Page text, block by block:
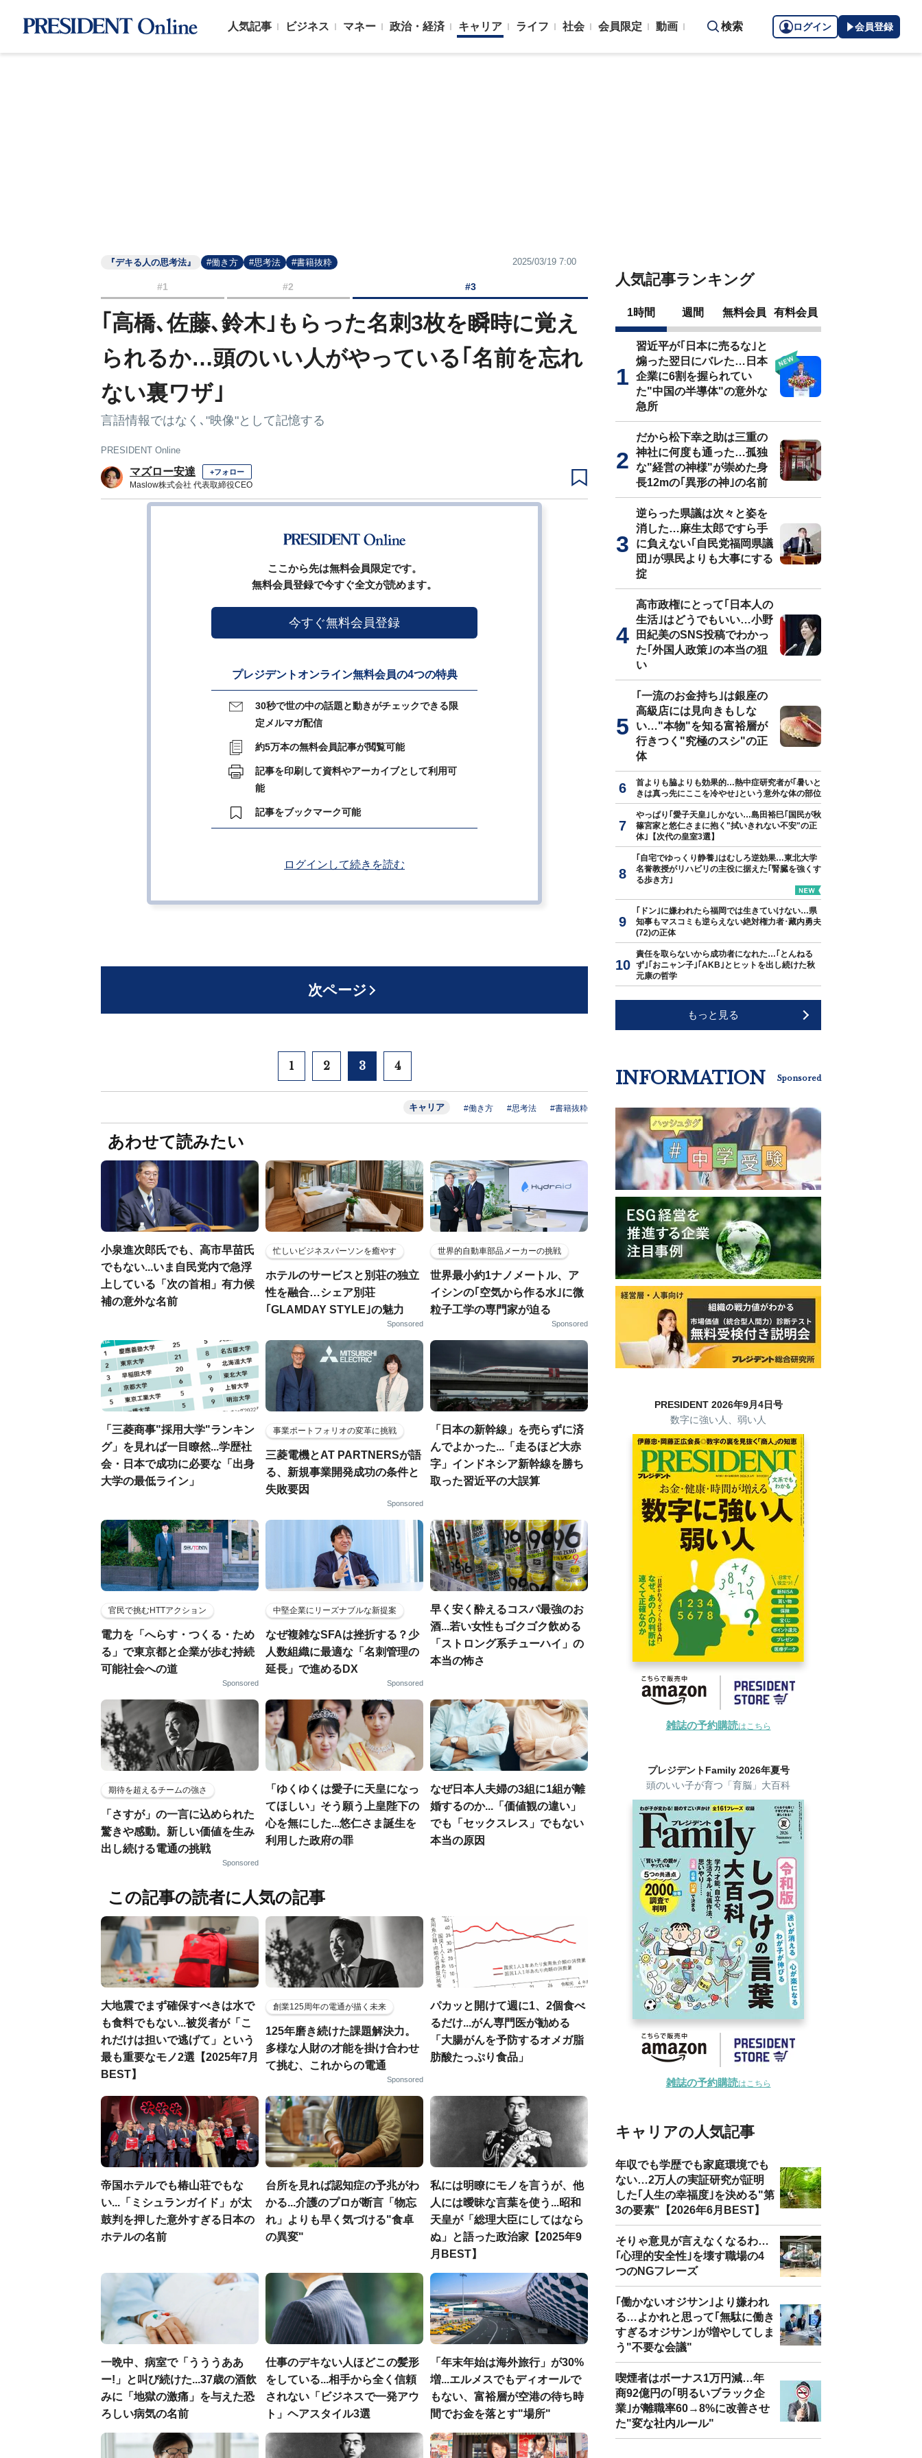
人気記事 ビジネス マネー 政治・経済 キャリア ライフ 社会 会員限定 動画 検索 ログイン 会員登録
『デキる人の思考法』 #働き方 #思考法 #書籍抜粋 2025/03/19 7:00
#1 #2 #3
｢高橋､佐藤､鈴木｣もらった名刺3枚を瞬時に覚え
られるか…頭のいい人がやっている｢名前を忘れ
ない裏ワザ｣
言語情報ではなく､"映像"として記憶する
PRESIDENT Online
マズロー安達 +フォロー
Maslow株式会社 代表取締役CEO
ここから先は無料会員限定です。
無料会員登録で今すぐ全文が読めます。
今すぐ無料会員登録
プレジデントオンライン無料会員の4つの特典
30秒で世の中の話題と動きがチェックできる限
定メルマガ配信
約5万本の無料会員記事が閲覧可能
記事を印刷して資料やアーカイブとして利用可
能
記事をブックマーク可能
ログインして続きを読む
次ページ
1 2 3 4
キャリア #働き方 #思考法 #書籍抜粋
あわせて読みたい
小泉進次郎氏でも、高市早苗氏
でもない...いま自民党内で急浮
上している「次の首相」有力候
補の意外な名前
忙しいビジネスパーソンを癒やす
ホテルのサービスと別荘の独立
性を融合…シェア別荘
｢GLAMDAY STYLE｣の魅力
Sponsored
世界的自動車部品メーカーの挑戦
世界最小約1ナノメートル、ア
イシンの｢空気から作る水｣に微
粒子工学の専門家が迫る
Sponsored
「三菱商事"採用大学"ランキン
グ」を見れば一目瞭然...学歴社
会・日本で成功に必要な「出身
大学の最低ライン」
事業ポートフォリオの変革に挑戦
三菱電機とAT PARTNERSが語
る、新規事業開発成功の条件と
失敗要因
Sponsored
「日本の新幹線」を売らずに済
んでよかった...「走るほど大赤
字」インドネシア新幹線を勝ち
取った習近平の大誤算
官民で挑むHTTアクション
電力を「へらす・つくる・ため
る」で東京都と企業が歩む持続
可能社会への道
Sponsored
中堅企業にリーズナブルな新提案
なぜ複雑なSFAは挫折する？少
人数組織に最適な「名刺管理の
延長」で進めるDX
Sponsored
早く安く酔えるコスパ最強のお
酒...若い女性もゴクゴク飲める
「ストロング系チューハイ」の
本当の怖さ
期待を超えるチームの強さ
「さすが」の一言に込められた
驚きや感動。新しい価値を生み
出し続ける電通の挑戦
Sponsored
「ゆくゆくは愛子に天皇になっ
てほしい」そう願う上皇陛下の
心を無にした...悠仁さま誕生を
利用した政府の罪
なぜ日本人夫婦の3組に1組が離
婚するのか...「価値観の違い」
でも「セックスレス」でもない
本当の原因
この記事の読者に人気の記事
大地震でまず確保すべきは水で
も食料でもない...被災者が「こ
れだけは担いで逃げて」という
最も重要なモノ2選【2025年7月
BEST】
創業125周年の電通が描く未来
125年磨き続けた課題解決力。
多様な人財の才能を掛け合わせ
て挑む、これからの電通
Sponsored
パカッと開けて週に1、2個食べ
るだけ...がん専門医が勧める
「大腸がんを予防するオメガ脂
肪酸たっぷり食品」
帝国ホテルでも椿山荘でもな
い...「ミシュランガイド」が太
鼓判を押した意外すぎる日本の
ホテルの名前
台所を見れば認知症の予兆がわ
かる...介護のプロが断言「物忘
れ」よりも早く気づける"食卓
の異変"
私には明瞭にモノを言うが、他
人には曖昧な言葉を使う...昭和
天皇が「総理大臣にしてはなら
ぬ」と語った政治家【2025年9
月BEST】
一晩中、病室で「うううああ
ー!」と叫び続けた...37歳の酒飲
みに「地獄の激痛」を与えた恐
ろしい病気の名前
仕事のデキない人ほどこの髪形
をしている...相手から全く信頼
されない「ビジネスで一発アウ
ト」ヘアスタイル3選
「年末年始は海外旅行」が30%
増...エルメスでもディオールで
もない、富裕層が空港の待ち時
間でお金を落とす"場所"
人気記事ランキング
1時間 週間 無料会員 有料会員
習近平が｢日本に売るな｣と
煽った翌日にバレた…日本
企業に6割を握られてい
た"中国の半導体"の意外な
急所
だから松下幸之助は三重の
神社に何度も通った…孤独
な"経営の神様"が崇めた身
長12mの｢異形の神｣の名前
逆らった県議は次々と姿を
消した…麻生太郎ですら手
に負えない｢自民党福岡県議
団｣が県民よりも大事にする
掟
高市政権にとって｢日本人の
生活｣はどうでもいい…小野
田紀美のSNS投稿でわかっ
た｢外国人政策｣の本当の狙
い
｢一流のお金持ち｣は銀座の
高級店には見向きもしな
い…"本物"を知る富裕層が
行きつく"究極のスシ"の正
体
首よりも脇よりも効果的…熱中症研究者が｢暑いと
きは真っ先にここを冷やせ｣という意外な体の部位
やっぱり｢愛子天皇｣しかない…島田裕巳｢国民が秋
篠宮家と悠仁さまに抱く"拭いきれない不安"の正
体｣【次代の皇室3選】
｢自宅でゆっくり静養｣はむしろ逆効果…東北大学
名誉教授がリハビリの主役に据えた｢腎臓を強くす
る歩き方｣
｢ドン｣に嫌われたら福岡では生きていけない…県
知事もマスコミも逆らえない絶対権力者･藏内勇夫
(72)の正体
責任を取らないから成功者になれた…｢とんねる
ず｣｢おニャン子｣｢AKB｣とヒットを出し続けた秋
元康の哲学
もっと見る
INFORMATION Sponsored
PRESIDENT 2026年9月4日号
数字に強い人、弱い人
雑誌の予約購読はこちら
プレジデントFamily 2026年夏号
頭のいい子が育つ「育脳」大百科
雑誌の予約購読はこちら
キャリアの人気記事
年収でも学歴でも家庭環境でも
ない…2万人の実証研究が証明
した｢人生の幸福度｣を決める"第
3の要素"【2026年6月BEST】
そりゃ意見が言えなくなるわ…
｢心理的安全性｣を壊す職場の4
つのNGフレーズ
｢働かないオジサン｣より嫌われ
る…よかれと思って｢無駄に働き
すぎるオジサン｣が増やしてしま
う"不要な会議"
喫煙者はボーナス1万円減…年
商92億円の｢明るいブラック企
業｣が離職率60→8%に改善させ
た"変な社内ルール"